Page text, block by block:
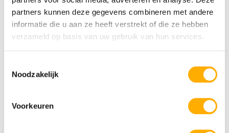
partners kunnen deze gegevens combineren met andere
informatie die u aan ze heeft verstrekt of die ze hebben
verzameld op basis van uw gebruik van hun services.
Noodzakelijk
Voorkeuren
Papillon Country Resort